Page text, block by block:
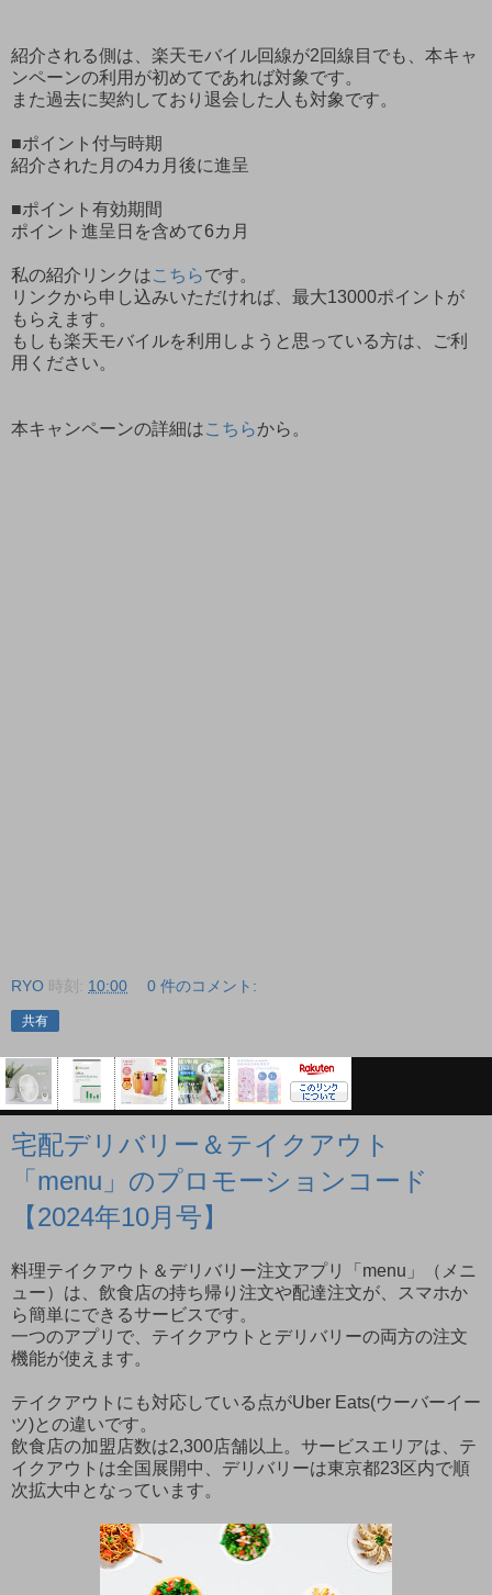
紹介される側は、楽天モバイル回線が2回線目でも、本キャ
ンペーンの利用が初めてであれば対象です。
また過去に契約しており退会した人も対象です。
■ポイント付与時期
紹介された月の4カ月後に進呈
■ポイント有効期間
ポイント進呈日を含めて6カ月
私の紹介リンクはこちらです。
リンクから申し込みいただければ、最大13000ポイントが
もらえます。
もしも楽天モバイルを利用しようと思っている方は、ご利
用ください。
本キャンペーンの詳細はこちらから。
RYO 時刻: 10:00 0 件のコメント:
共有
宅配デリバリー＆テイクアウト
「menu」のプロモーションコード
【2024年10月号】
料理テイクアウト＆デリバリー注文アプリ「menu」（メニ
ュー）は、飲食店の持ち帰り注文や配達注文が、スマホか
ら簡単にできるサービスです。
一つのアプリで、テイクアウトとデリバリーの両方の注文
機能が使えます。
テイクアウトにも対応している点がUber Eats(ウーバーイー
ツ)との違いです。
飲食店の加盟店数は2,300店舗以上。サービスエリアは、テ
イクアウトは全国展開中、デリバリーは東京都23区内で順
次拡大中となっています。